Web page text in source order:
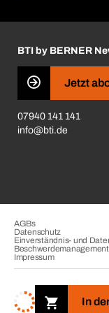
In
Insektenschutzplaner
Haftungsausschluss
Zertifikate
CVV-Liste
BTI by BERNER
Jetzt
07940 141 141
info@bti.de
Copyright © 2026. BTI
Rechte vorbehalten.
AGBs
Datenschutz
Einverständnis- und
Beschwerdemanagement
Impressum